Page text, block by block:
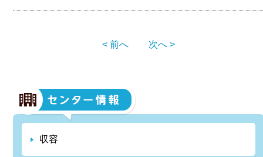
< 前へ 次へ >
収容